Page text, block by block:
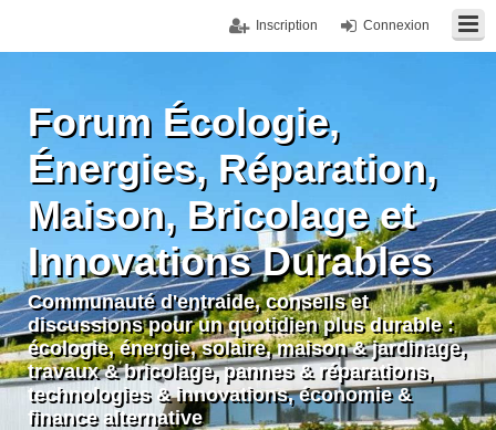
Connexion
Inscription
Forum Écologie,
Énergies, Réparation,
Maison, Bricolage et
Innovations Durables
Communauté d'entraide, conseils et
discussions pour un quotidien plus durable :
écologie, énergie, solaire, maison & jardinage,
travaux & bricolage, pannes & réparations,
technologies & innovations, économie &
finance alternative